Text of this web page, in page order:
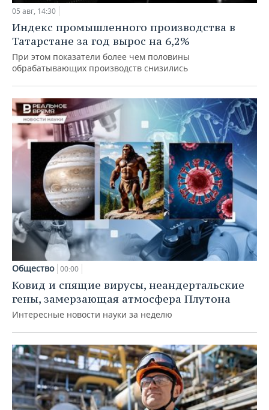
05 авг, 14:30
Индекс промышленного производства в
Татарстане за год вырос на 6,2%
При этом показатели более чем половины
обрабатывающих производств снизились
Общество 00:00
Ковид и спящие вирусы, неандертальские
гены, замерзающая атмосфера Плутона
Интересные новости науки за неделю